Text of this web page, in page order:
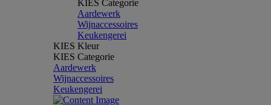
KIES Categorie
Aardewerk
Wijnaccessoires
Keukengerei
KIES Kleur
KIES Categorie
Aardewerk
Wijnaccessoires
Keukengerei